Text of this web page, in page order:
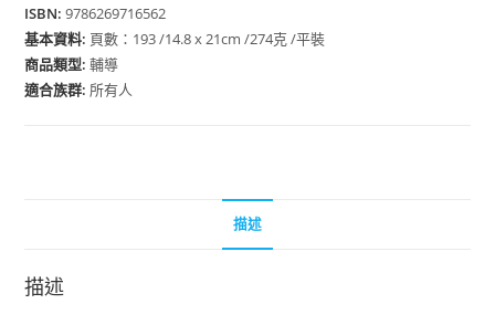
ISBN:9786269716562
基本資料: 頁數：193 /14.8 x 21cm /274克 /平裝
商品類型:輔導
適合族群:所有人
描述
描述